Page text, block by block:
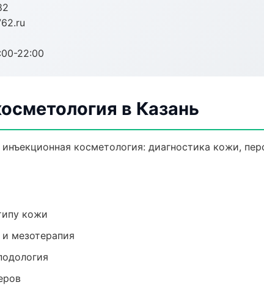
22:00
в Казань
косметология: диагностика кожи,
кожи
мезотерапия